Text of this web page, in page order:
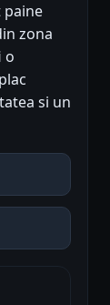
paine
zona
o
si un